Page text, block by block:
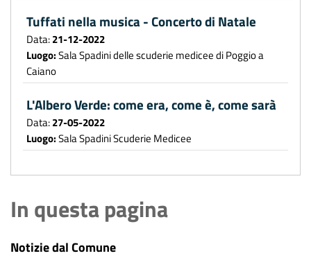
Tuffati nella musica - Concerto di Natale
Data:21-12-2022
Luogo:Sala Spadini delle scuderie medicee di Poggio a
Caiano
L'Albero Verde: come era, come è, come sarà
Data:27-05-2022
Luogo:Sala Spadini Scuderie Medicee
In questa pagina
Notizie dal Comune